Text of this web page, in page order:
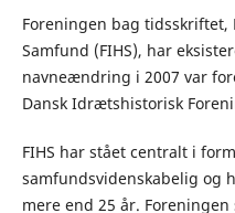
Foreningen bag
Samfund (FIHS), har
navneændring i 2007 var
Dansk Idrætshistorisk
FIHS har stået centralt i
samfundsvidenskabelig og
mere end 25 år.